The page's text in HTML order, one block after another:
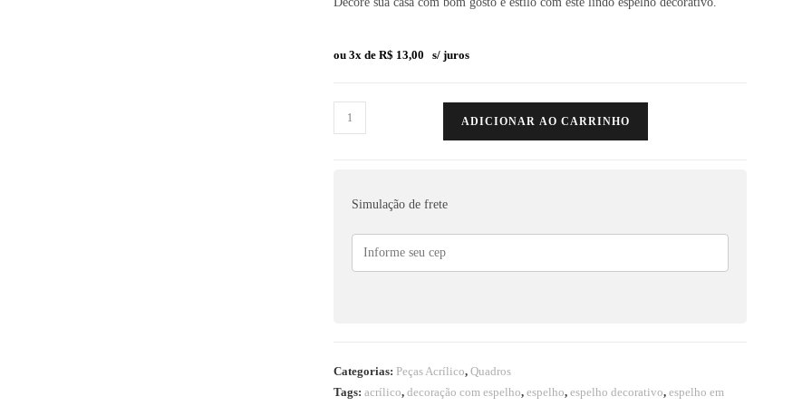
ou 3x de R$ 13,00 s/ juros
ADICIONAR AO CARRINHO
Simulação de frete
Categorias: Peças Acrílico, Quadros
Tags: acrílico, decoração com espelho, espelho, espelho decorativo, espelho em